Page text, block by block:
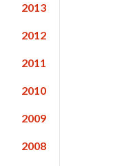
2013
2012
2011
2010
2009
2008